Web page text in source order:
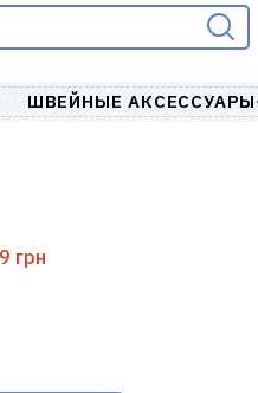
ШВЕЙНЫЕ АКСЕССУАРЫ
9 грн